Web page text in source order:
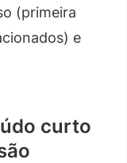
(primeira
e
curto